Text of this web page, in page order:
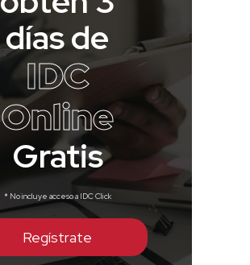
días de
IDC
Online
Gratis
* No incluye acceso a IDC Click
Regístrate